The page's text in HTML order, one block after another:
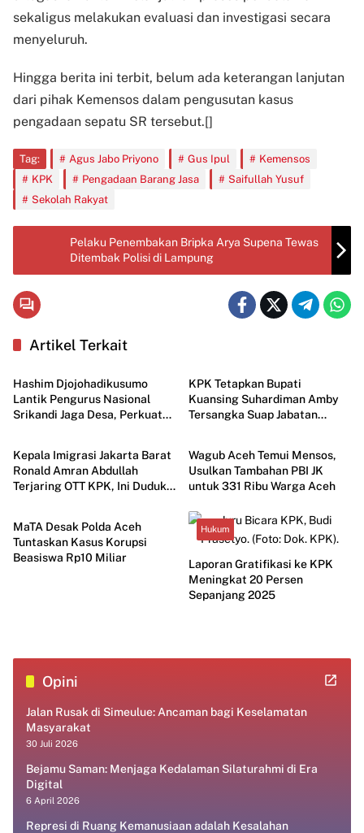
sekaligus melakukan evaluasi dan investigasi secara
menyeluruh.
Hingga berita ini terbit, belum ada keterangan lanjutan
dari pihak Kemensos dalam pengusutan kasus
pengadaan sepatu SR tersebut.[]
Tag: Agus Jabo Priyono Gus Ipul
Kemensos
KPK
Pengadaan Barang Jasa
Saifullah Yusuf
Sekolah Rakyat
Pelaku Penembakan Bripka Arya Supena Tewas
Ditembak Polisi di Lampung
Artikel Terkait
Organisasi
Hashim Djojohadikusumo
Lantik Pengurus Nasional
Srikandi Jaga Desa, Perkuat
KPK Tetapkan Bupati
Kuansing Suhardiman Amby
Tersangka Suap Jabatan
Hukum
Kepala Imigrasi Jakarta Barat
Ronald Amran Abdullah
Terjaring OTT KPK, Ini Duduk
Pemerintahan
Wagub Aceh Temui Mensos,
Usulkan Tambahan PBI JK
untuk 331 Ribu Warga Aceh
Aceh
MaTA Desak Polda Aceh
Tuntaskan Kasus Korupsi
Beasiswa Rp10 Miliar
Hukum
Laporan Gratifikasi ke KPK
Meningkat 20 Persen
Sepanjang 2025
Opini
Jalan Rusak di Simeulue: Ancaman bagi Keselamatan
Masyarakat
30 Juli 2026
Bejamu Saman: Menjaga Kedalaman Silaturahmi di Era
Digital
6 April 2026
Represi di Ruang Kemanusiaan adalah Kesalahan